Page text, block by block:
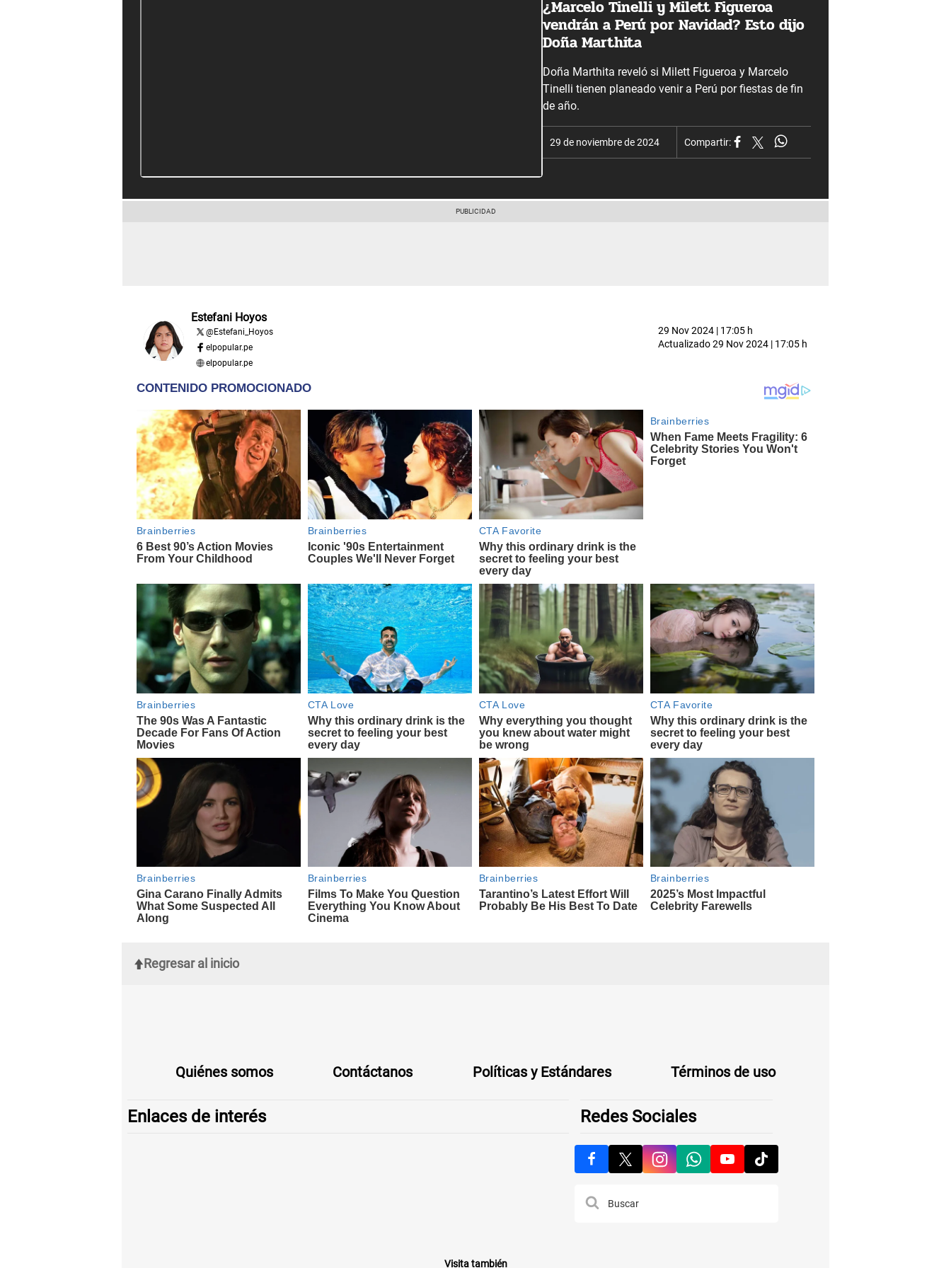
¿Marcelo Tinelli y Milett Figueroa
vendrán a Perú por Navidad? Esto dijo
Doña Marthita
Doña Marthita reveló si Milett Figueroa y Marcelo
Tinelli tienen planeado venir a Perú por fiestas de fin
de año.
29 de noviembre de 2024 Compartir:
Estefani Hoyos
@Estefani_Hoyos
elpopular.pe
elpopular.pe
29 Nov 2024 | 17:05 h
Actualizado29 Nov 2024 | 17:05 h
Regresar al inicio
Quiénes somos Contáctanos Políticas y Estándares Términos de uso
Enlaces de interés Redes Sociales
Visita también